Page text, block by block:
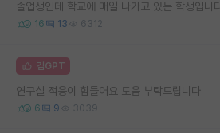
졸업생인데 학교에 매일 나가고 있는 학생입니다
16 13 6312
김GPT
연구실 적응이 힘들어요 도움 부탁드립니다
6 9 3039